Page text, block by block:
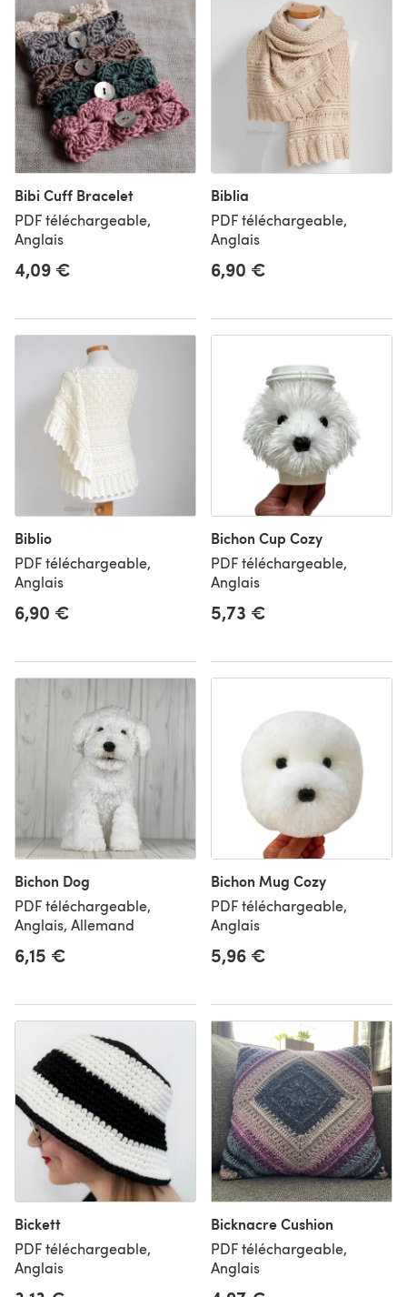
Bibi Cuff Bracelet
PDF téléchargeable,
Anglais
4,09 €
Biblia
PDF téléchargeable,
Anglais
6,90 €
Biblio
PDF téléchargeable,
Anglais
6,90 €
Bichon Cup Cozy
PDF téléchargeable,
Anglais
5,73 €
Bichon Dog
PDF téléchargeable,
Anglais, Allemand
6,15 €
Bichon Mug Cozy
PDF téléchargeable,
Anglais
5,96 €
Bickett
PDF téléchargeable,
Anglais
Bicknacre Cushion
PDF téléchargeable,
Anglais